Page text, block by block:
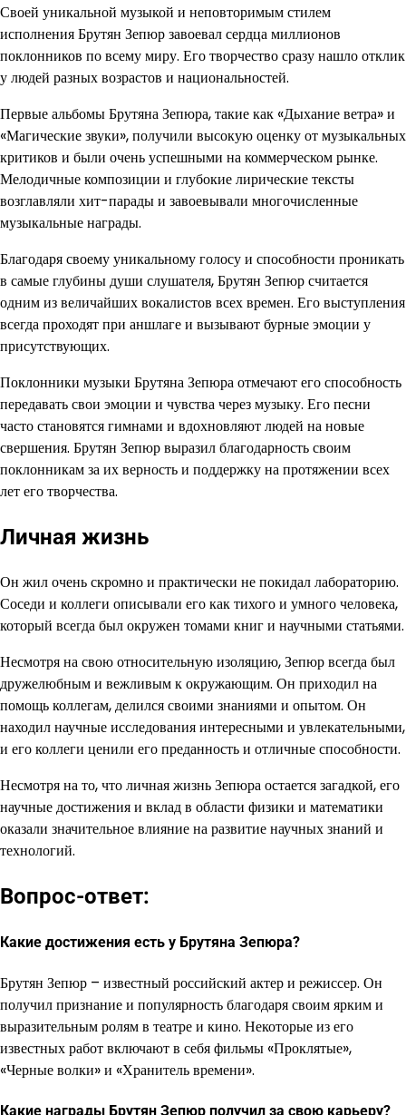
Своей уникальной музыкой и неповторимым стилем
исполнения Брутян Зепюр завоевал сердца миллионов
поклонников по всему миру. Его творчество сразу нашло отклик
у людей разных возрастов и национальностей.
Первые альбомы Брутяна Зепюра, такие как «Дыхание ветра» и
«Магические звуки», получили высокую оценку от музыкальных
критиков и были очень успешными на коммерческом рынке.
Мелодичные композиции и глубокие лирические тексты
возглавляли хит-парады и завоевывали многочисленные
музыкальные награды.
Благодаря своему уникальному голосу и способности проникать
в самые глубины души слушателя, Брутян Зепюр считается
одним из величайших вокалистов всех времен. Его выступления
всегда проходят при аншлаге и вызывают бурные эмоции у
присутствующих.
Поклонники музыки Брутяна Зепюра отмечают его способность
передавать свои эмоции и чувства через музыку. Его песни
часто становятся гимнами и вдохновляют людей на новые
свершения. Брутян Зепюр выразил благодарность своим
поклонникам за их верность и поддержку на протяжении всех
лет его творчества.
Личная жизнь
Он жил очень скромно и практически не покидал лабораторию.
Соседи и коллеги описывали его как тихого и умного человека,
который всегда был окружен томами книг и научными статьями.
Несмотря на свою относительную изоляцию, Зепюр всегда был
дружелюбным и вежливым к окружающим. Он приходил на
помощь коллегам, делился своими знаниями и опытом. Он
находил научные исследования интересными и увлекательными,
и его коллеги ценили его преданность и отличные способности.
Несмотря на то, что личная жизнь Зепюра остается загадкой, его
научные достижения и вклад в области физики и математики
оказали значительное влияние на развитие научных знаний и
технологий.
Вопрос-ответ:
Какие достижения есть у Брутяна Зепюра?
Брутян Зепюр – известный российский актер и режиссер. Он
получил признание и популярность благодаря своим ярким и
выразительным ролям в театре и кино. Некоторые из его
известных работ включают в себя фильмы «Проклятые»,
«Черные волки» и «Хранитель времени».
Какие награды Брутян Зепюр получил за свою карьеру?